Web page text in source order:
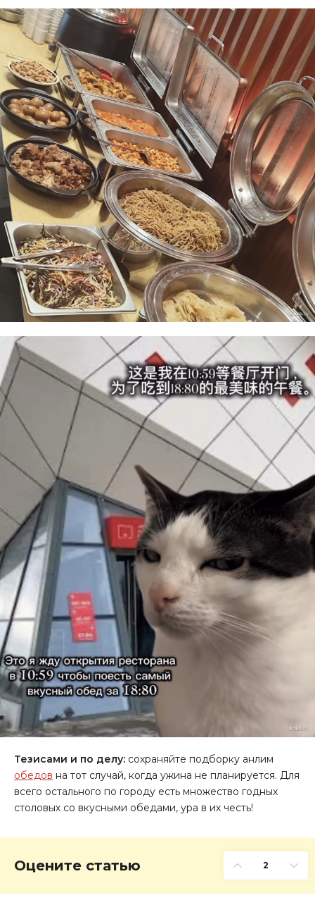
Тезисами и по делу: сохраняйте подборку анлим
обедов на тот случай, когда ужина не планируется. Для
всего остального по городу есть множество годных
столовых со вкусными обедами, ура в их честь!
Оцените статью 2